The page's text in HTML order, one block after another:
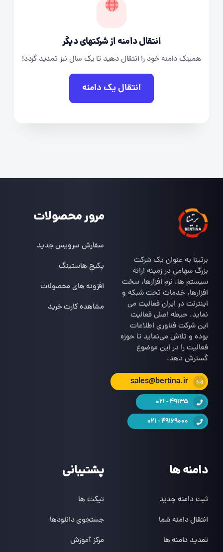
انتقال دامنه از شرکتهای دیگر
همینک دامنه خود را انتقال دهید تا یک سال نیز تمدید گردد!
انتقال یک دامنه
برتینا به عنوان یک شرکت
بزرگ سهامی در زمینه ارائه
سیستم ها، نرم افزارها، سخت
افزارها، خدمات تحت شبکه و
اینترنت در ایران فعالیت می
نماید. حیطه اصلی فعالیت
این شرکت فناوری اطلاعات
بوده و تلاش می‌نماید تا حوزه
فعالیت را در این موضوع
گسترش دهد.
sales@bertina.ir
49135 - 021
49169000 - 021
مرور محصولات
سفارش سرویس جدید
پکیج هاستینگ
افزونه های محصولات
مشاهده کارت خرید
دامنه ها
ثبت دامنه جدید
انتقال دامنه شما
تمدید دامنه ها
پشتیبانی
تیکت ها
جستجوی دانلودها
مرکز آموزش